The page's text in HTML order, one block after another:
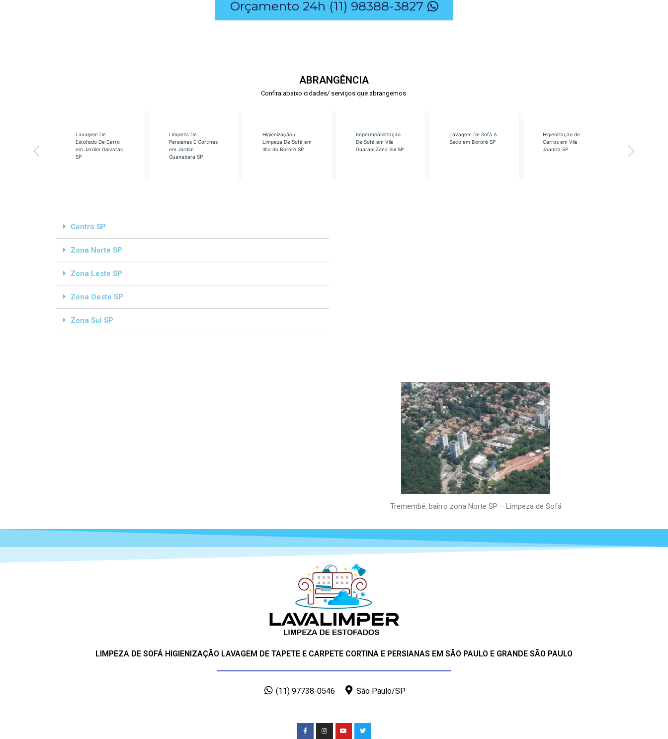
Orçamento 24h (11) 98388-3827
ABRANGÊNCIA
Confira abaixo cidades/ serviços que abrangemos
Lavagem De
Estofado De Carro
em Jardim Gaivotas
SP
Limpeza De
Persianas E Cortinas
em Jardim
Guanabara SP
Higienização /
Limpeza De Sofá em
Ilha do Bororé SP
Impermeabilização
De Sofá em Vila
Guarani Zona Sul SP
Lavagem De Sofá A
Seco em Bororé SP
Higienização de
Carros em Vila
Joaniza SP
Centro SP
Zona Norte SP
Zona Leste SP
Zona Oeste SP
Zona Sul SP
Tremembé, bairro zona Norte SP – Limpeza de Sofá
LIMPEZA DE SOFÁ HIGIENIZAÇÃO LAVAGEM DE TAPETE E CARPETE CORTINA E PERSIANAS EM SÃO PAULO E GRANDE SÃO PAULO
(11) 97738-0546 São Paulo/SP